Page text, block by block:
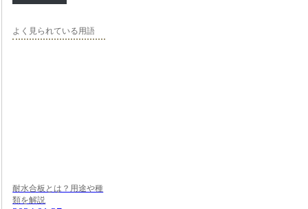
よく見られている用語
耐水合板とは？用途や種
類を解説